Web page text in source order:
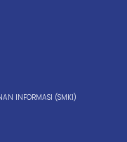
INFORMASI (SMKI)